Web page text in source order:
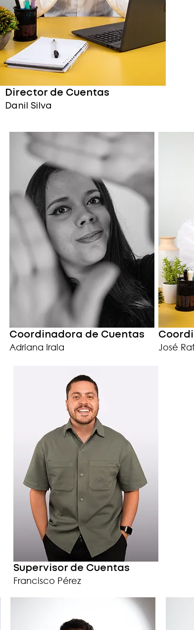
Director de Cuentas
Danil Silva
Coordinadora de Cuentas
Adriana Irala José
Supervisor de Cuentas
Francisco Pérez